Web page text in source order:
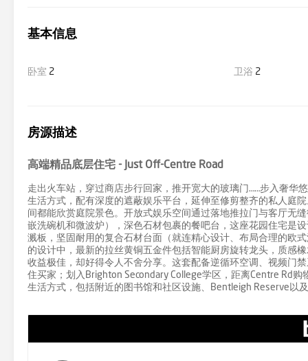
基本信息
卧室 2 卫浴 2
房源描述
高端精品底层住宅 - Just Off-Centre Road
走出火车站，穿过商店步行回家，推开宽大的玻璃门……步入奢华
生活方式，配有深度的遮蔽娱乐平台，延伸至修剪整齐的私人庭
间都能欣赏庭院景色。开放式娱乐空间通过落地推拉门与客厅无
嵌洗碗机和微波炉），深色石材包裹的餐吧台，这座花园住宅是
溅板，坚固耐用的复合石材台面（就连精心设计、布局合理的欧
的设计中，最新的拉丝黄铜五金件包括智能厨房旋转龙头，质感
收益极佳，却好得令人不舍分享。这套配备逆循环空调、视频门
住买家；划入Brighton Secondary College学区，距离Centre Rd
生活方式，包括附近的图书馆和社区设施、Bentleigh Reserve以